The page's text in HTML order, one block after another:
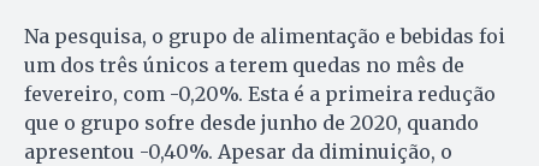
Na pesquisa, o grupo de alimentação e bebidas foi
um dos três únicos a terem quedas no mês de
fevereiro, com -0,20%. Esta é a primeira redução
que o grupo sofre desde junho de 2020, quando
apresentou -0,40%. Apesar da diminuição, o